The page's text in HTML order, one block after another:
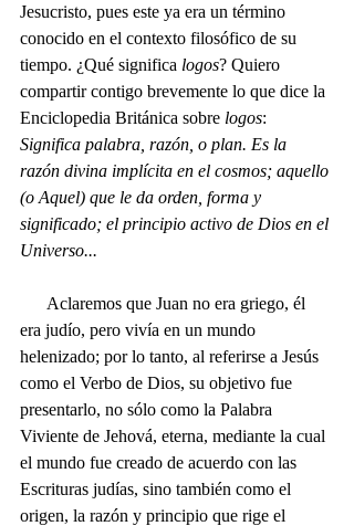
Jesucristo, pues este ya era un término
conocido en el contexto filosófico de su
tiempo. ¿Qué significa logos? Quiero
compartir contigo brevemente lo que dice la
Enciclopedia Británica sobre logos:
Significa palabra, razón, o plan. Es la
razón divina implícita en el cosmos; aquello
(o Aquel) que le da orden, forma y
significado; el principio activo de Dios en el
Universo...
Aclaremos que Juan no era griego, él
era judío, pero vivía en un mundo
helenizado; por lo tanto, al referirse a Jesús
como el Verbo de Dios, su objetivo fue
presentarlo, no sólo como la Palabra
Viviente de Jehová, eterna, mediante la cual
el mundo fue creado de acuerdo con las
Escrituras judías, sino también como el
origen, la razón y principio que rige el